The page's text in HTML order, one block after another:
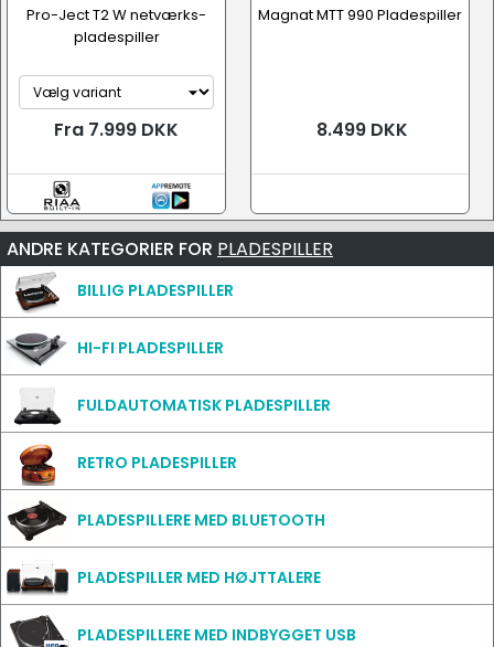
Pro-Ject T2 W netværks-
pladespiller
Fra 7.999 DKK
Magnat MTT 990 Pladespiller
8.499 DKK
ANDRE KATEGORIER FOR PLADESPILLER
BILLIG PLADESPILLER
HI-FI PLADESPILLER
FULDAUTOMATISK PLADESPILLER
RETRO PLADESPILLER
PLADESPILLERE MED BLUETOOTH
PLADESPILLER MED HØJTTALERE
PLADESPILLERE MED INDBYGGET USB